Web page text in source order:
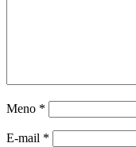
Meno *
E-mail *